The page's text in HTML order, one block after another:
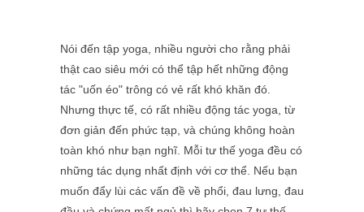
Nói đến tập yoga, nhiều người cho rằng phải
thật cao siêu mới có thể tập hết những động
tác "uốn éo" trông có vẻ rất khó khăn đó.
Nhưng thực tế, có rất nhiều động tác yoga, từ
đơn giản đến phức tạp, và chúng không hoàn
toàn khó như bạn nghĩ. Mỗi tư thế yoga đều có
những tác dụng nhất định với cơ thể. Nếu bạn
muốn đẩy lùi các vấn đề về phổi, đau lưng, đau